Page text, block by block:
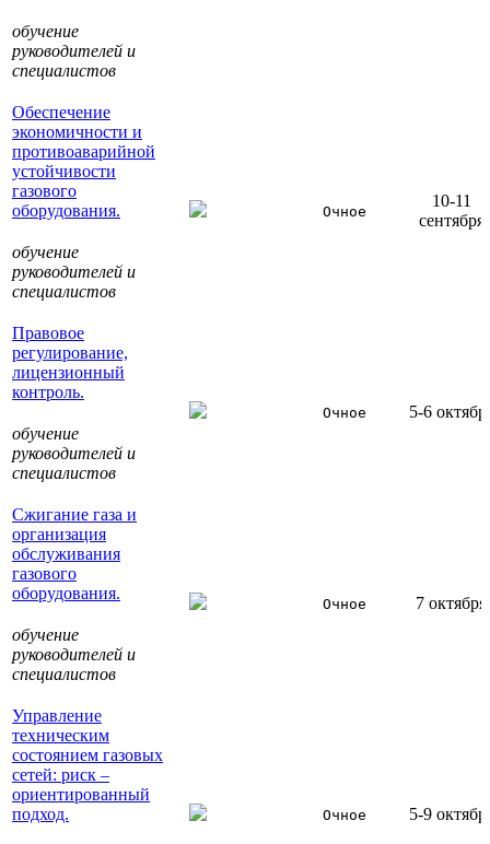
обучение
руководителей и
специалистов
Обеспечение
экономичности и
противоаварийной
устойчивости
газового
оборудования.
обучение
руководителей и
специалистов
Очное
10-11
сентября
Правовое
регулирование,
лицензионный
контроль.
обучение
руководителей и
специалистов
Очное 5-6
Сжигание газа и
организация
обслуживания
газового
оборудования.
обучение
руководителей и
специалистов
Очное 7 октября
Управление
техническим
состоянием газовых
сетей: риск –
ориентированный
подход.
Очное 5-9